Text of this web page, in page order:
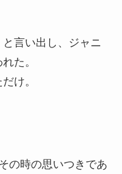
言い出し、ジャニ
た。
け。
の時の思いつきであ